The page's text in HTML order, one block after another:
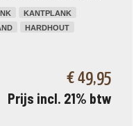
KANTPLANK
HARDHOUT
€ 49,95
Prijs incl. 21% btw